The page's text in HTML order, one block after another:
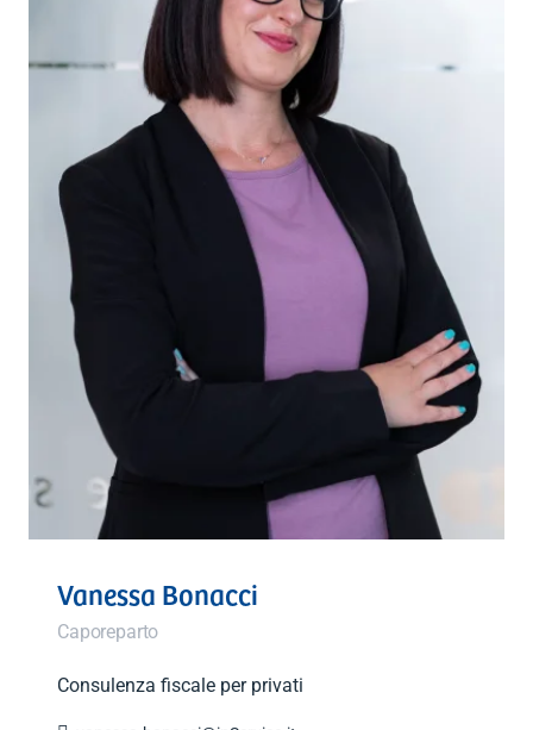
Vanessa Bonacci
Caporeparto
Consulenza fiscale per privati